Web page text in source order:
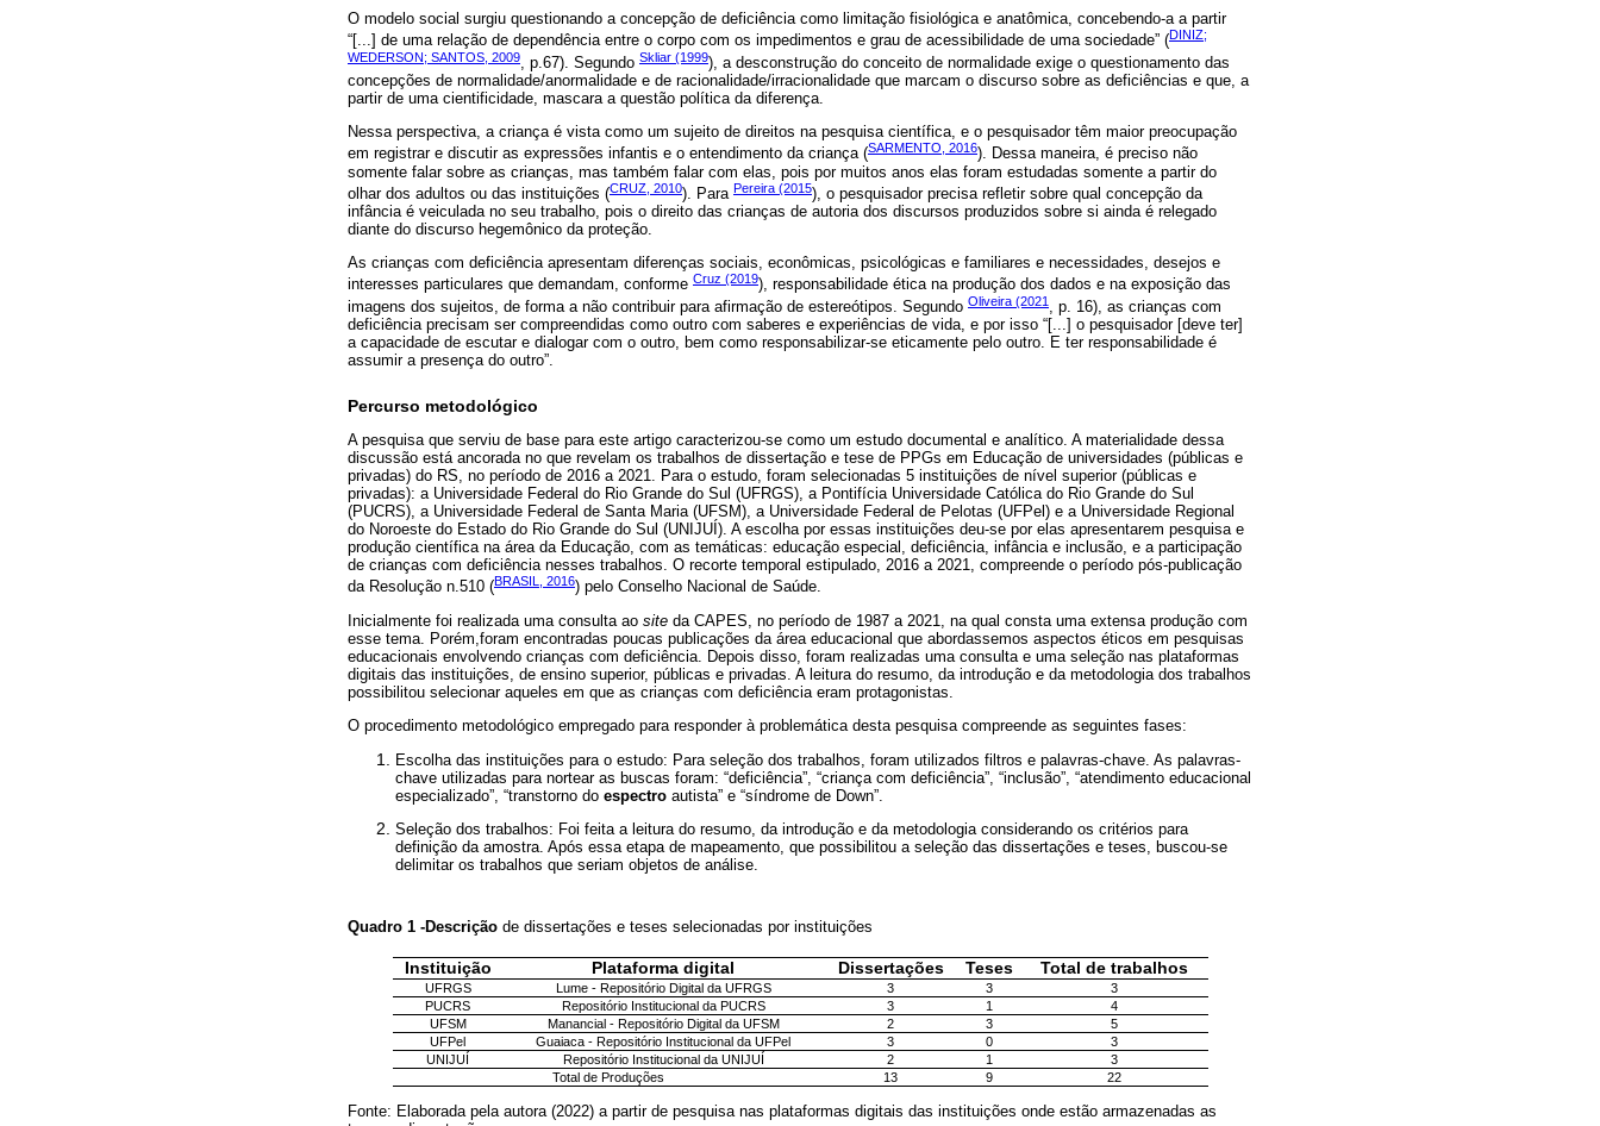
O modelo social surgiu questionando a concepção de deficiência como limitação fisiológica e anatômica, concebendo-a a partir
“[...] de uma relação de dependência entre o corpo com os impedimentos e grau de acessibilidade de uma sociedade” (DINIZ;
WEDERSON; SANTOS, 2009, p.67). Segundo Skliar (1999), a desconstrução do conceito de normalidade exige o questionamento das
concepções de normalidade/anormalidade e de racionalidade/irracionalidade que marcam o discurso sobre as deficiências e que, a
partir de uma cientificidade, mascara a questão política da diferença.
Nessa perspectiva, a criança é vista como um sujeito de direitos na pesquisa científica, e o pesquisador têm maior preocupação
em registrar e discutir as expressões infantis e o entendimento da criança (SARMENTO, 2016). Dessa maneira, é preciso não
somente falar sobre as crianças, mas também falar com elas, pois por muitos anos elas foram estudadas somente a partir do
olhar dos adultos ou das instituições (CRUZ, 2010). Para Pereira (2015), o pesquisador precisa refletir sobre qual concepção da
infância é veiculada no seu trabalho, pois o direito das crianças de autoria dos discursos produzidos sobre si ainda é relegado
diante do discurso hegemônico da proteção.
As crianças com deficiência apresentam diferenças sociais, econômicas, psicológicas e familiares e necessidades, desejos e
interesses particulares que demandam, conforme Cruz (2019), responsabilidade ética na produção dos dados e na exposição das
imagens dos sujeitos, de forma a não contribuir para afirmação de estereótipos. Segundo Oliveira (2021 , p. 16), as crianças com
deficiência precisam ser compreendidas como outro com saberes e experiências de vida, e por isso “[...] o pesquisador [deve ter]
a capacidade de escutar e dialogar com o outro, bem como responsabilizar-se eticamente pelo outro. E ter responsabilidade é
assumir a presença do outro”.
Percurso metodológico
A pesquisa que serviu de base para este artigo caracterizou-se como um estudo documental e analítico. A materialidade dessa
discussão está ancorada no que revelam os trabalhos de dissertação e tese de PPGs em Educação de universidades (públicas e
privadas) do RS, no período de 2016 a 2021. Para o estudo, foram selecionadas 5 instituições de nível superior (públicas e
privadas): a Universidade Federal do Rio Grande do Sul (UFRGS), a Pontifícia Universidade Católica do Rio Grande do Sul
(PUCRS), a Universidade Federal de Santa Maria (UFSM), a Universidade Federal de Pelotas (UFPel) e a Universidade Regional
do Noroeste do Estado do Rio Grande do Sul (UNIJUÍ). A escolha por essas instituições deu-se por elas apresentarem pesquisa e
produção científica na área da Educação, com as temáticas: educação especial, deficiência, infância e inclusão, e a participação
de crianças com deficiência nesses trabalhos. O recorte temporal estipulado, 2016 a 2021, compreende o período pós-publicação
da Resolução n.510 (BRASIL, 2016) pelo Conselho Nacional de Saúde.
Inicialmente foi realizada uma consulta ao site da CAPES, no período de 1987 a 2021, na qual consta uma extensa produção com
esse tema. Porém,foram encontradas poucas publicações da área educacional que abordassemos aspectos éticos em pesquisas
educacionais envolvendo crianças com deficiência. Depois disso, foram realizadas uma consulta e uma seleção nas plataformas
digitais das instituições, de ensino superior, públicas e privadas. A leitura do resumo, da introdução e da metodologia dos trabalhos
possibilitou selecionar aqueles em que as crianças com deficiência eram protagonistas.
O procedimento metodológico empregado para responder à problemática desta pesquisa compreende as seguintes fases:
Escolha das instituições para o estudo: Para seleção dos trabalhos, foram utilizados filtros e palavras-chave. As palavras-
chave utilizadas para nortear as buscas foram: “deficiência”, “criança com deficiência”, “inclusão”, “atendimento educacional
especializado”, “transtorno do espectro autista” e “síndrome de Down”.
Seleção dos trabalhos: Foi feita a leitura do resumo, da introdução e da metodologia considerando os critérios para
definição da amostra. Após essa etapa de mapeamento, que possibilitou a seleção das dissertações e teses, buscou-se
delimitar os trabalhos que seriam objetos de análise.
Quadro 1 -Descrição de dissertações e teses selecionadas por instituições
Instituição Plataforma digital Dissertações Teses Total de trabalhos
UFRGS Lume - Repositório Digital da UFRGS 3 3
3
PUCRS
Repositório Institucional da PUCRS 3 1
4
UFSM
Manancial - Repositório Digital da UFSM 2 3
5
UFPel
Guaiaca - Repositório Institucional da UFPel 3 0
3
UNIJUÍ
Repositório Institucional da UNIJUÍ 2 1
3
Total de Produções
13 9 22
Fonte: Elaborada pela autora (2022) a partir de pesquisa nas plataformas digitais das instituições onde estão armazenadas as